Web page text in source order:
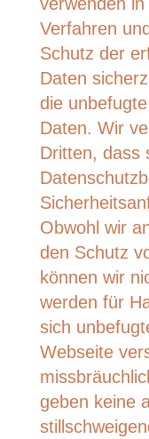
Verfahren
Schutz der
Daten
die
Daten. Wir
Dritten, dass
Obwohl wir
den Schutz
können wir
werden für
sich
Webseite
geben keine